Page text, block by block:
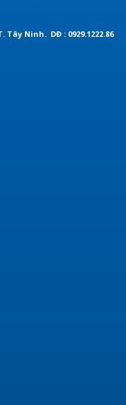
Tây Ninh. DĐ : 0929.1222.86